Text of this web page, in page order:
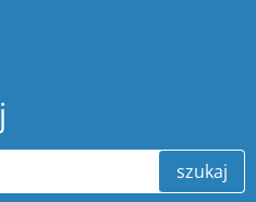
szukaj